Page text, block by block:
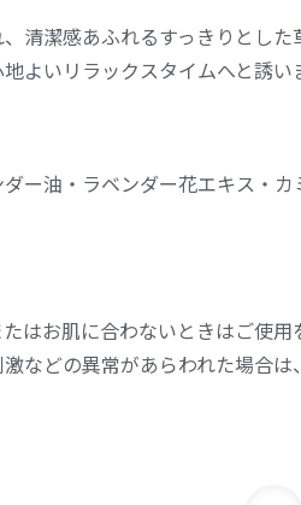
清潔感あふれるすっきりとした
よいリラックスタイムへと誘い
ー油・ラベンダー花エキス・
はお肌に合わないときはご使用
などの異常があらわれた場合